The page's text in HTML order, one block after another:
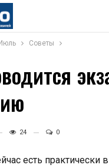
Июль Советы
24 0
есть практически